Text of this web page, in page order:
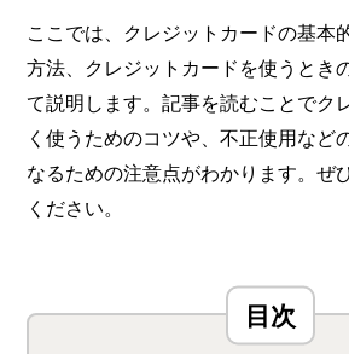
ここでは、クレジットカードの基本
方法、クレジットカードを使うとき
て説明します。記事を読むことでク
く使うためのコツや、不正使用など
なるための注意点がわかります。ぜ
ください。